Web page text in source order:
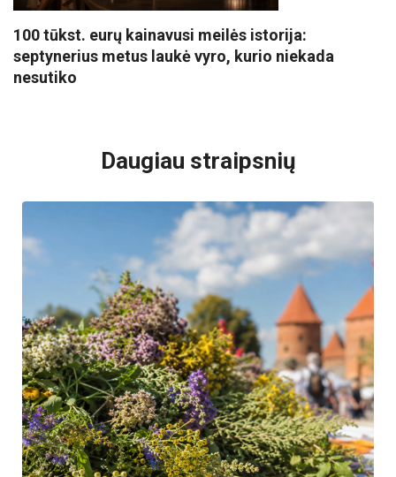
100 tūkst. eurų kainavusi meilės istorija:
septynerius metus laukė vyro, kurio niekada
nesutiko
Daugiau straipsnių